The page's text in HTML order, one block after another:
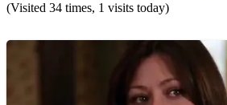
(Visited 34 times, 1 visits today)